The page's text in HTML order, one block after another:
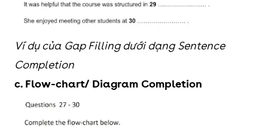
Ví dụ của Gap Filling dưới dạng Sentence
Completion
c. Flow-chart/ Diagram Completion